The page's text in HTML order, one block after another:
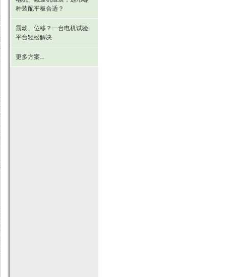
种装配平板合适？
震动、位移？一台电机试验
平台轻松解决
更多方案...